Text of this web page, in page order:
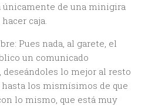
de una minigira
caja.
Pues nada, al garete, el
un comunicado
lo mejor al resto
hasta los mismísimos de que
lo mismo, que está muy